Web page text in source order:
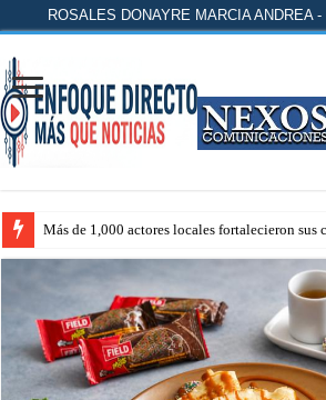
ROSALES DONAYRE MARCIA ANDREA
Más de 1,000 actores locales fortalecieron